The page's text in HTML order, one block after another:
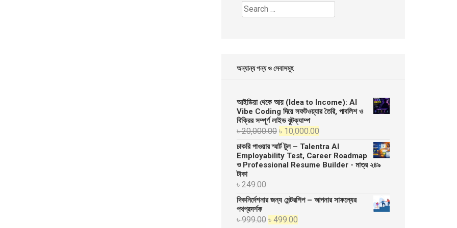
Search
for:
অন্যান্য পন্য ও সেবাসমূহ
আইডিয়া থেকে আয় (Idea to Income): AI
Vibe Coding দিয়ে সফটওয়্যার তৈরি, পাবলিশ ও
বিক্রির সম্পূর্ণ লাইভ বুটক্যাম্প
৳20,000.00 Original
price
was:
৳ 20,000.00.
৳ 10,000.00
price
is:
৳ 10,000.00.
চাকরি পাওয়ার স্মার্ট টুল – Talentra AI
Employability Test, Career Roadmap
ও Professional Resume Builder - মাত্র ২৪৯
টাকা
৳249.00
দিকনির্দেশনার জন্য মেন্টরশিপ – আপনার সাফল্যের
পথপ্রদর্শক
৳999.00 Original
৳499.00